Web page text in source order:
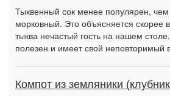
Тыквенный сок менее популярен,
морковный. Это объясняется скорее
тыква нечастый гость на нашем
полезен и имеет свой неповторимый
Компот из земляники